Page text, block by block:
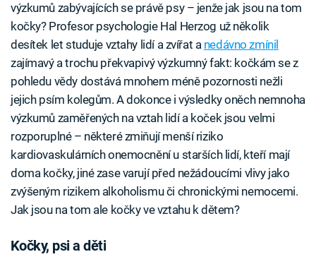
výzkumů zabývajících se právě psy – jenže jak jsou na tom
kočky? Profesor psychologie Hal Herzog už několik
desítek let studuje vztahy lidí a zvířat a nedávno zmínil
zajímavý a trochu překvapivý výzkumný fakt: kočkám se z
pohledu vědy dostává mnohem méně pozornosti nežli
jejich psím kolegům. A dokonce i výsledky oněch nemnoha
výzkumů zaměřených na vztah lidí a koček jsou velmi
rozporuplné – některé zmiňují menší riziko
kardiovaskulárních onemocnění u starších lidí, kteří mají
doma kočky, jiné zase varují před nežádoucími vlivy jako
zvýšeným rizikem alkoholismu či chronickými nemocemi.
Jak jsou na tom ale kočky ve vztahu k dětem?
Kočky, psi a děti